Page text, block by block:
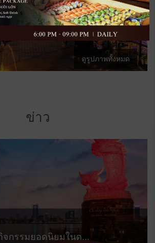
ดูรูปภาพทั้งหมด
ข่าว
จกรรมยอดนิยมในด...